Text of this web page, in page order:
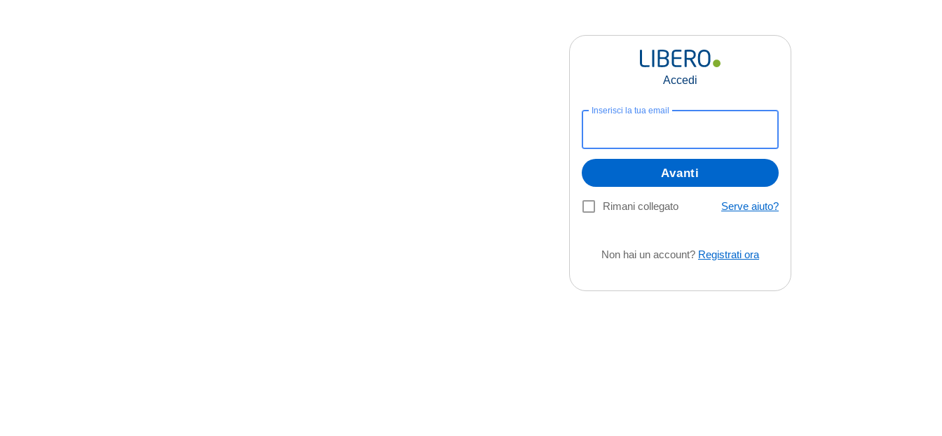
Accedi
Inserisci la tua email
Avanti
Rimani collegato Serve aiuto?
Non hai un account? Registrati ora